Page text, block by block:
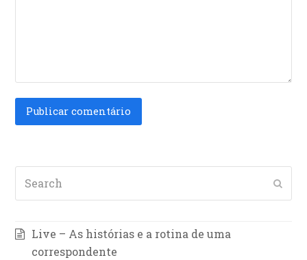
Live – As histórias e a rotina de uma
correspondente